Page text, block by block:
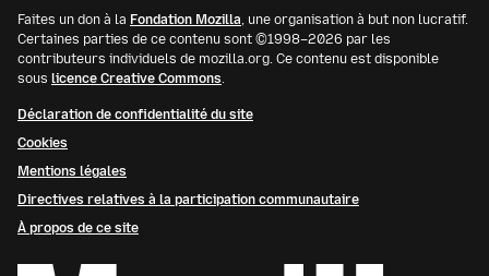
Faites un don à la Fondation Mozilla, une organisation à but non lucratif.
Certaines parties de ce contenu sont ©1998–2026 par les
contributeurs individuels de mozilla.org. Ce contenu est disponible
sous licence Creative Commons.
Déclaration de confidentialité du site
Cookies
Mentions légales
Directives relatives à la participation communautaire
À propos de ce site